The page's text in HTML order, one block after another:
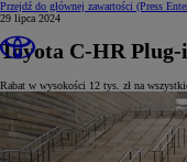
Przejdź do głównej zawartości (Press
29 lipca 2024
Toyota C-HR
Rabat w wysokości 12 tys. zł na